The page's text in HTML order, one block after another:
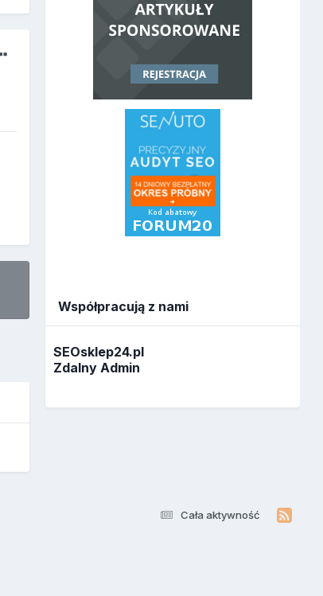
Współpracują z nami
SEOsklep24.pl
Zdalny Admin
Cała aktywność